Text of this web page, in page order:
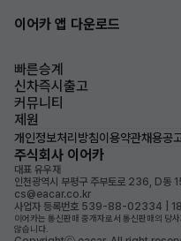
이어카 앱 다운로드
빠른승계
신차즉시출고
커뮤니티
제원
개인정보처리방침이용약관채용공
주식회사 이어카
대표 유우재
인천광역시 부평구 주부토로 236, D동
cs@eacar.co.kr
사업자 등록번호 539-88-02334 |
이어카는 통신판매 중개자로서 통신판매의 당
않습니다.